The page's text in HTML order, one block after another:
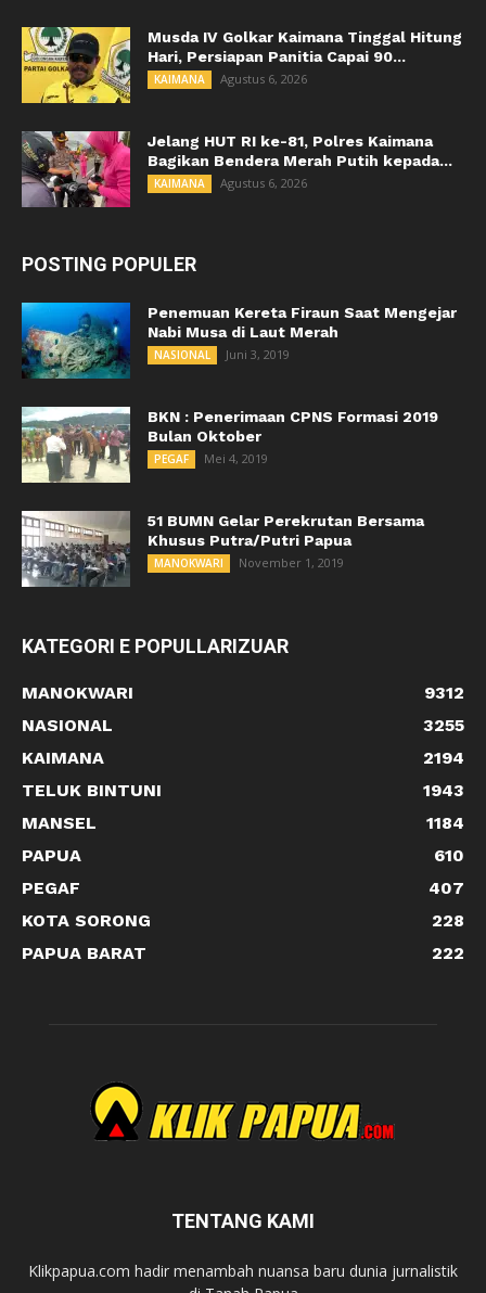
Musda IV Golkar Kaimana Tinggal Hitung
Hari, Persiapan Panitia Capai 90...
KAIMANA Agustus 6, 2026
Jelang HUT RI ke-81, Polres Kaimana
Bagikan Bendera Merah Putih kepada...
KAIMANA Agustus 6, 2026
POSTING POPULER
Penemuan Kereta Firaun Saat Mengejar
Nabi Musa di Laut Merah
NASIONAL Juni 3, 2019
BKN : Penerimaan CPNS Formasi 2019
Bulan Oktober
PEGAF Mei 4, 2019
51 BUMN Gelar Perekrutan Bersama
Khusus Putra/Putri Papua
MANOKWARI November 1, 2019
KATEGORI E POPULLARIZUAR
MANOKWARI
9312
NASIONAL
3255
KAIMANA
2194
TELUK BINTUNI
1943
MANSEL
1184
PAPUA
610
PEGAF
407
KOTA SORONG
228
PAPUA BARAT
222
TENTANG KAMI
Klikpapua.com hadir menambah nuansa baru dunia jurnalistik